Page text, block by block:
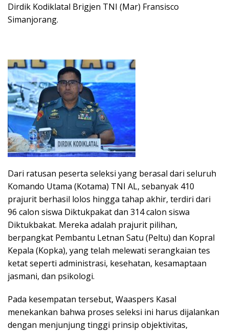
Dirdik Kodiklatal Brigjen TNI (Mar) Fransisco
Simanjorang.
Dari ratusan peserta seleksi yang berasal dari seluruh
Komando Utama (Kotama) TNI AL, sebanyak 410
prajurit berhasil lolos hingga tahap akhir, terdiri dari
96 calon siswa Diktukpakat dan 314 calon siswa
Diktukbakat. Mereka adalah prajurit pilihan,
berpangkat Pembantu Letnan Satu (Peltu) dan Kopral
Kepala (Kopka), yang telah melewati serangkaian tes
ketat seperti administrasi, kesehatan, kesamaptaan
jasmani, dan psikologi.
Pada kesempatan tersebut, Waaspers Kasal
menekankan bahwa proses seleksi ini harus dijalankan
dengan menjunjung tinggi prinsip objektivitas,